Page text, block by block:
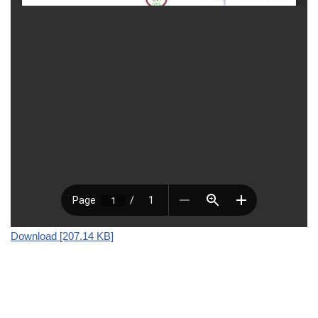
Download [207.14 KB]